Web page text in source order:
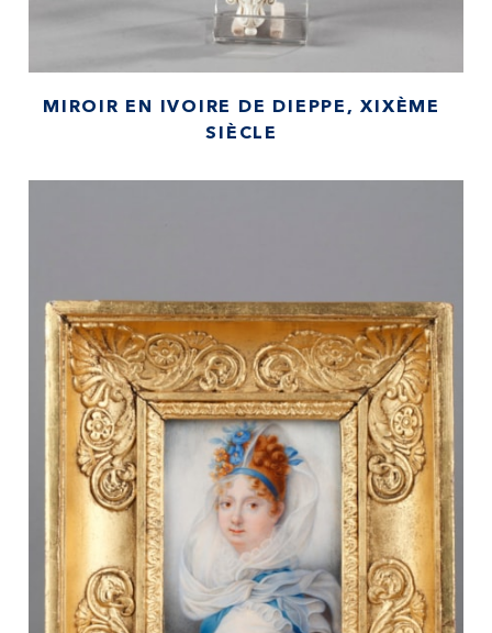
MIROIR EN IVOIRE DE DIEPPE, XIXÈME
SIÈCLE